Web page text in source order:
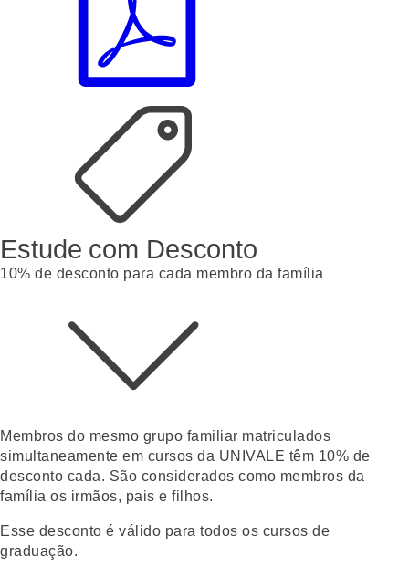
Estude com Desconto
10% de desconto para cada membro da família
Membros do mesmo grupo familiar matriculados
simultaneamente em cursos da UNIVALE têm 10% de
desconto cada. São considerados como membros da
família os irmãos, pais e filhos.
Esse desconto é válido para todos os cursos de
graduação.